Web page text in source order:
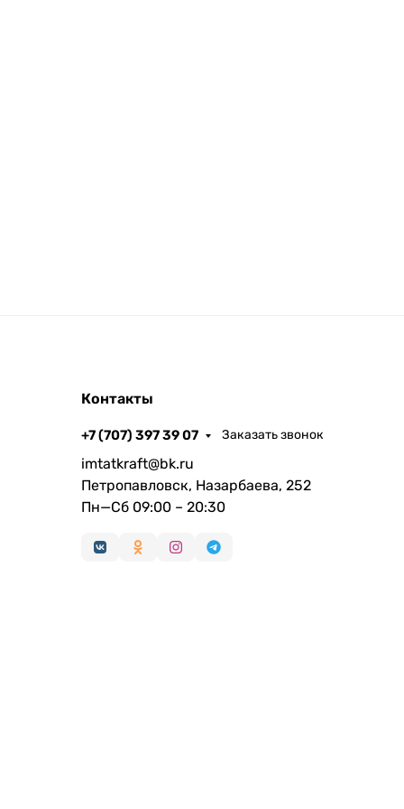
Контакты
+7 (707) 397 39 07 Заказать звонок
imtatkraft@bk.ru
Петропавловск, Назарбаева, 252
Пн—Сб 09:00 – 20:30